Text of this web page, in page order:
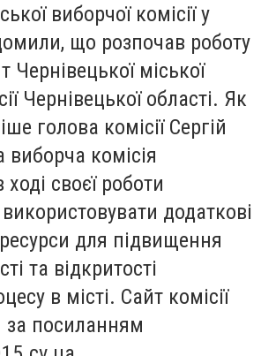
виборчої комісії у
що розпочав роботу
Чернівецької міської
Чернівецької області. Як
голова комісії Сергій
виборча комісія
своєї роботи
додаткові
для підвищення
та відкритості
в місті. Сайт комісії
посиланням